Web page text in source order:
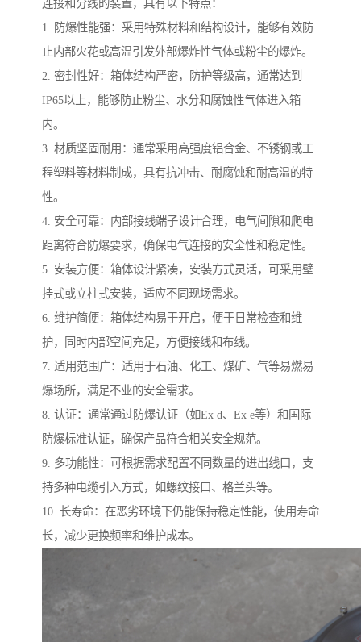
连接和分线的装置，具有以下特点：
1. 防爆性能强：采用特殊材料和结构设计，能够有效防
止内部火花或高温引发外部爆炸性气体或粉尘的爆炸。
2. 密封性好：箱体结构严密，防护等级高，通常达到
IP65以上，能够防止粉尘、水分和腐蚀性气体进入箱
内。
3. 材质坚固耐用：通常采用高强度铝合金、不锈钢或工
程塑料等材料制成，具有抗冲击、耐腐蚀和耐高温的特
性。
4. 安全可靠：内部接线端子设计合理，电气间隙和爬电
距离符合防爆要求，确保电气连接的安全性和稳定性。
5. 安装方便：箱体设计紧凑，安装方式灵活，可采用壁
挂式或立柱式安装，适应不同现场需求。
6. 维护简便：箱体结构易于开启，便于日常检查和维
护，同时内部空间充足，方便接线和布线。
7. 适用范围广：适用于石油、化工、煤矿、气等易燃易
爆场所，满足不业的安全需求。
8. 认证：通常通过防爆认证（如Ex d、Ex e等）和国际
防爆标准认证，确保产品符合相关安全规范。
9. 多功能性：可根据需求配置不同数量的进出线口，支
持多种电缆引入方式，如螺纹接口、格兰头等。
10. 长寿命：在恶劣环境下仍能保持稳定性能，使用寿命
长，减少更换频率和维护成本。